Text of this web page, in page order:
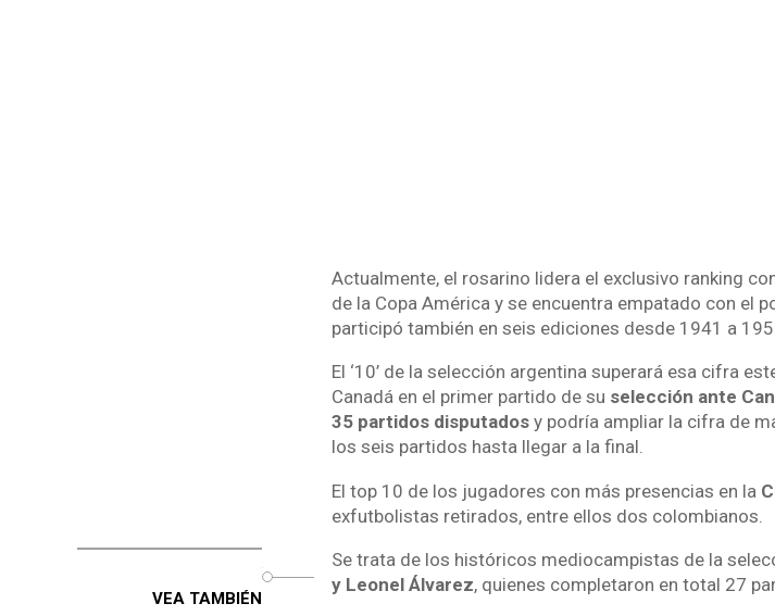
Actualmente, el rosarino lidera el exclusivo ranking
de la Copa América y se encuentra empatado con el
participó también en seis ediciones desde 1941 a
El ‘10’ de la selección argentina superará esa cifra
Canadá en el primer partido de su selección ante
35 partidos disputadosy podría ampliar la cifra de
los seis partidos hasta llegar a la final.
El top 10 de los jugadores con más presencias en la
exfutbolistas retirados, entre ellos dos colombianos.
VEA TAMBIÉN
Se trata de los históricos mediocampistas de la
y Leonel Álvarez, quienes completaron en total 27